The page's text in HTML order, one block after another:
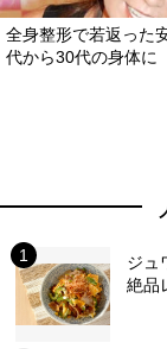
全身整形で若返った
代から30代の身体に
ジュ
絶品